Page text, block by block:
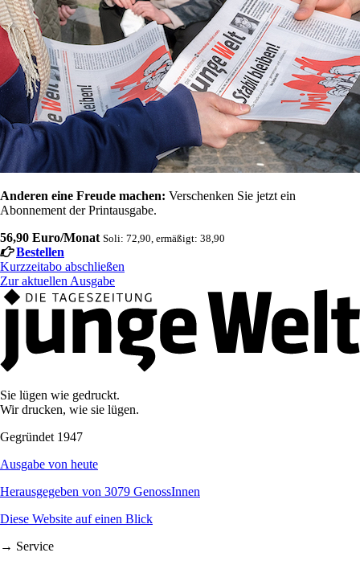
Anderen eine Freude machen: Verschenken Sie jetzt ein
Abonnement der Printausgabe.
56,90 Euro/Monat Soli: 72,90, ermäßigt: 38,90
Bestellen
Kurzzeitabo abschließen
Zur aktuellen Ausgabe
Sie lügen wie gedruckt.
Wir drucken, wie sie lügen.
Gegründet 1947
Ausgabe von heute
Herausgegeben von 3079 GenossInnen
Diese Website auf einen Blick
→ Service